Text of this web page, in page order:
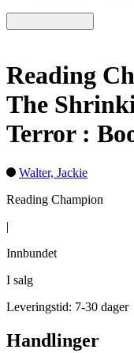
Reading
The
Terror :
Walter, Jackie
Reading Champion
|
Innbundet
I salg
Leveringstid: 7-30 dager
Handlinger